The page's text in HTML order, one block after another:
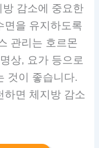
감소에 중요한
면을 유지하도록
관리는 호르몬
상, 요가 등으로
것이 좋습니다.
하면 체지방 감소